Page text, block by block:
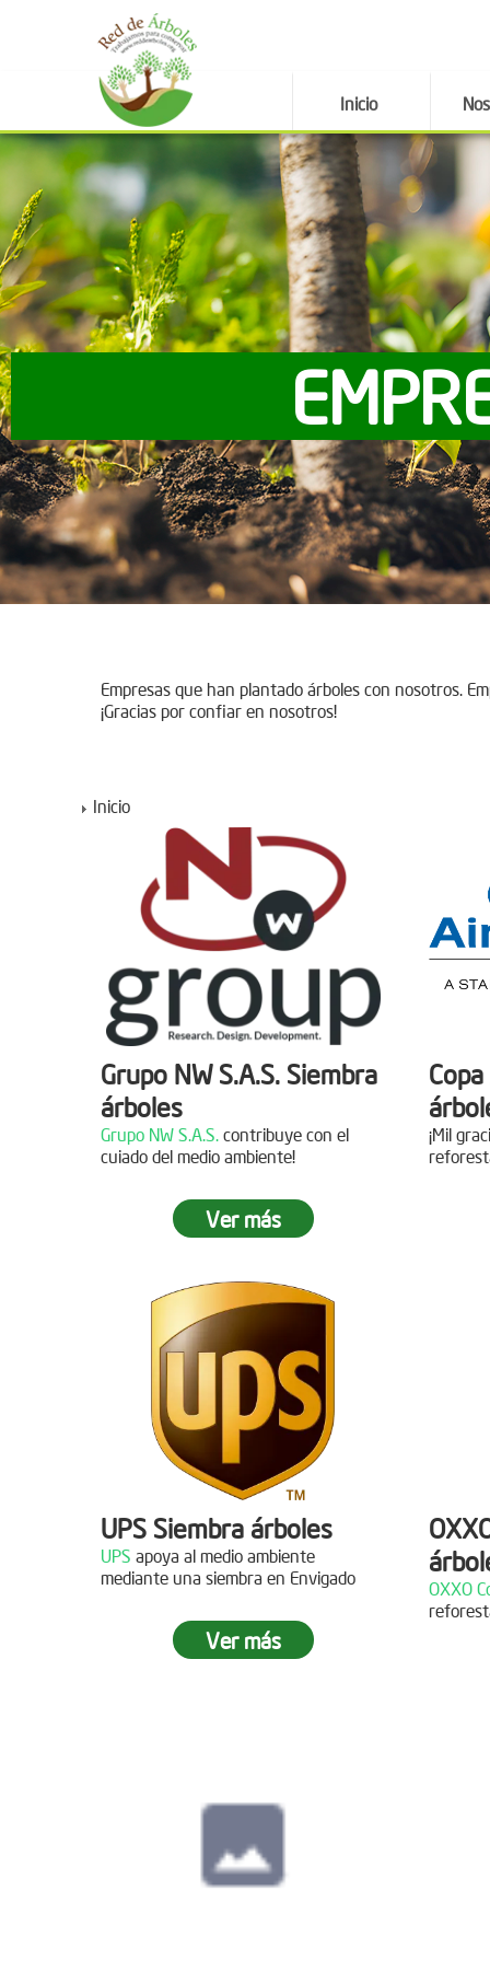
Inicio
Empresas que han plantado árboles con nosotros.
¡Gracias por confiar en nosotros!
Inicio
Grupo NW S.A.S. Siembra
árboles
Grupo NW S.A.S. contribuye con el
cuiado del medio ambiente!
Jornada de reforestación
05 de Abril de 2019
Asistentes:
15 personas
Descripción
¡Gracias al Grupo NW por
acompañarnos en nuestras jornadas
de reforestación!
04 de Diciembre de
Ver más
¡Mil
UPS Siembra árboles
UPS apoya al medio ambiente
mediante una siembra en Envigado
Ver más
OXXO